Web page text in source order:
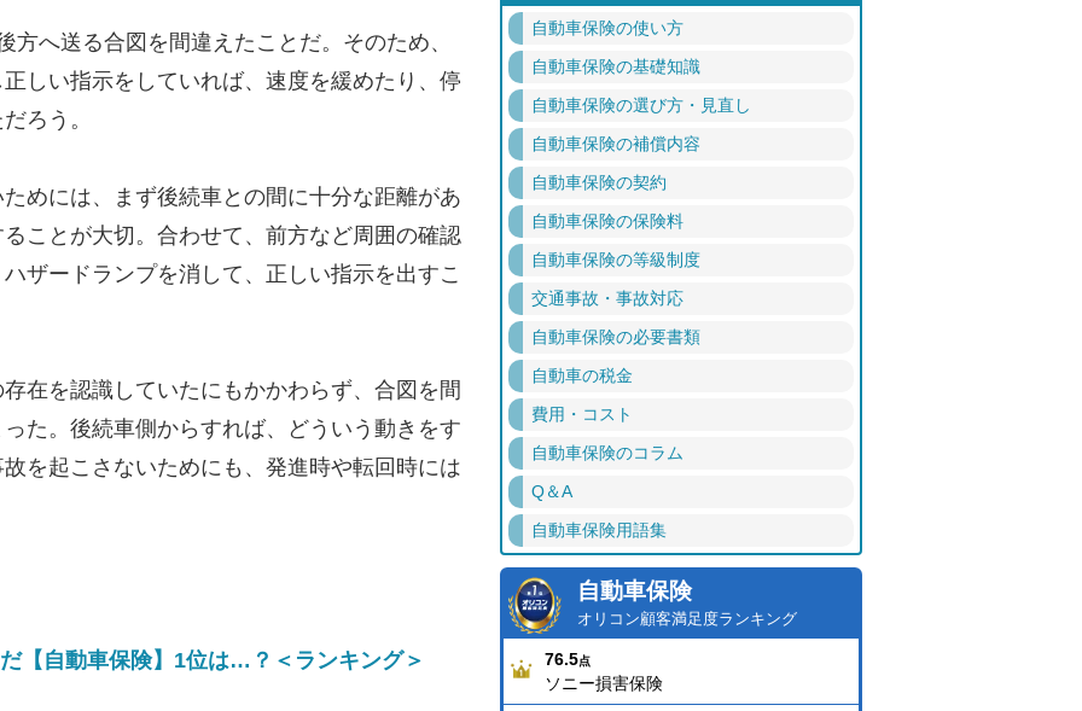
へ送る合図を間違えたことだ。そのため、
しい指示をしていれば、速度を緩めたり、停
ろう。
めには、まず後続車との間に十分な距離があ
ことが大切。合わせて、前方など周囲の確認
ザードランプを消して、正しい指示を出すこ
在を認識していたにもかかわらず、合図を間
た。後続車側からすれば、どういう動きをす
を起こさないためにも、発進時や転回時には
【自動車保険】1位は…？＜ランキング＞
自動車保険の使い方
自動車保険の基礎知識
自動車保険の選び方・見直し
自動車保険の補償内容
自動車保険の契約
自動車保険の保険料
自動車保険の等級制度
交通事故・事故対応
自動車保険の必要書類
自動車の税金
費用・コスト
自動車保険のコラム
Q＆A
自動車保険用語集
自動車保険
オリコン顧客満足度ランキング
76.5点
ソニー損害保険